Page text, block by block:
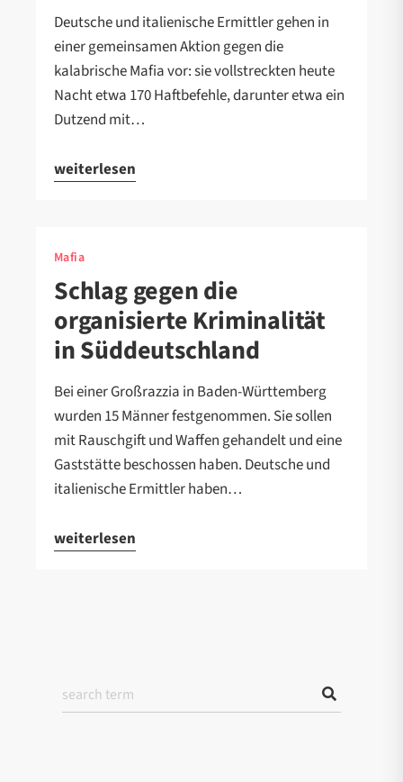
Deutsche und italienische Ermittler gehen in
einer gemeinsamen Aktion gegen die
kalabrische Mafia vor: sie vollstreckten heute
Nacht etwa 170 Haftbefehle, darunter etwa ein
Dutzend mit…
weiterlesen
Mafia
Schlag gegen die
organisierte Kriminalität
in Süddeutschland
Bei einer Großrazzia in Baden-Württemberg
wurden 15 Männer festgenommen. Sie sollen
mit Rauschgift und Waffen gehandelt und eine
Gaststätte beschossen haben. Deutsche und
italienische Ermittler haben…
weiterlesen